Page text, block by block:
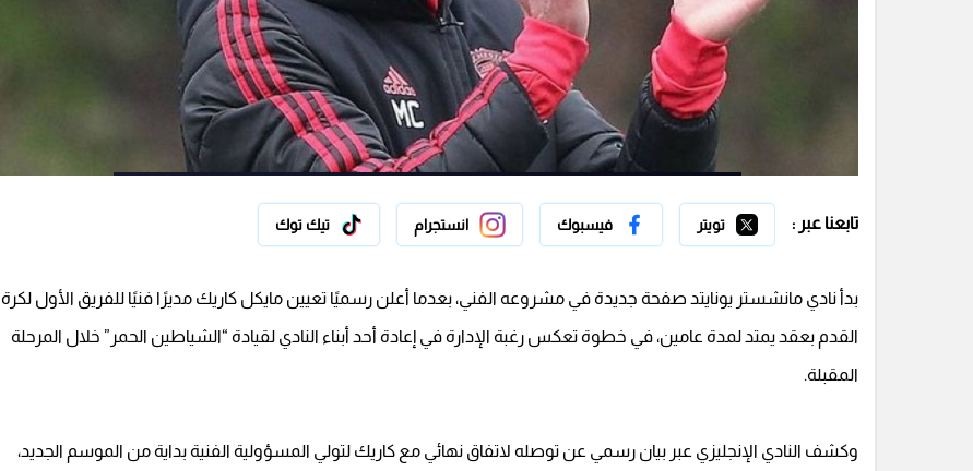
تابعنا عبر : تويتر فيسبوك انستجرام تيك توك
بدأ نادي مانشستر يونايتد صفحة جديدة في مشروعه الفني، بعدما أعلن رسميًا تعيين مايكل كاريك مديرًا فنيًا للفريق الأول لكرة
القدم بعقد يمتد لمدة عامين، في خطوة تعكس رغبة الإدارة في إعادة أحد أبناء النادي لقيادة “الشياطين الحمر” خلال المرحلة
المقبلة.
وكشف النادي الإنجليزي عبر بيان رسمي عن توصله لاتفاق نهائي مع كاريك لتولي المسؤولية الفنية بداية من الموسم الجديد،